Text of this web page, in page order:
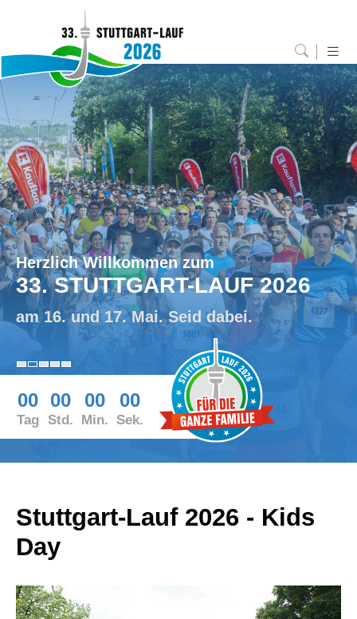
Herzlich Willkommen zum
33. STUTTGART-LAUF 2026
am 16. und 17. Mai. Seid dabei.
00
Tag
00
Std.
00
Min.
00
Sek.
Stuttgart-Lauf 2026 - Kids
Day